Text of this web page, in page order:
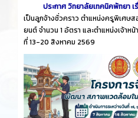
ประกาศ วิทยาลัยเทคนิคพัทยา เ
เป็นลูกจ้างชั่วคราว ตำแหน่งครูพิเศษ
ยนต์ จำนวน 1 อัตรา และตำแหน่งเจ้าห
ที่ 13-20 สิงหาคม 2569